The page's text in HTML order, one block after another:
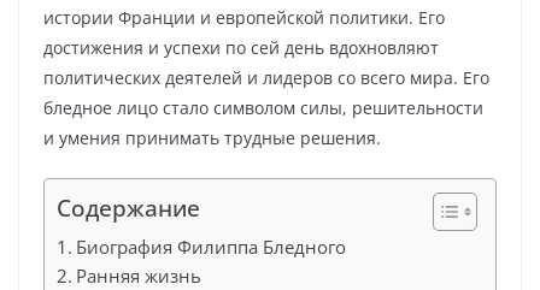
истории Франции и европейской политики. Его
достижения и успехи по сей день вдохновляют
политических деятелей и лидеров со всего мира. Его
бледное лицо стало символом силы, решительности
и умения принимать трудные решения.
Содержание
Биография Филиппа Бледного
Ранняя жизнь